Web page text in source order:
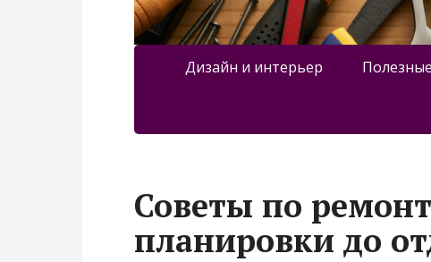
Дизайн и интерьер
Советы по
планировки до